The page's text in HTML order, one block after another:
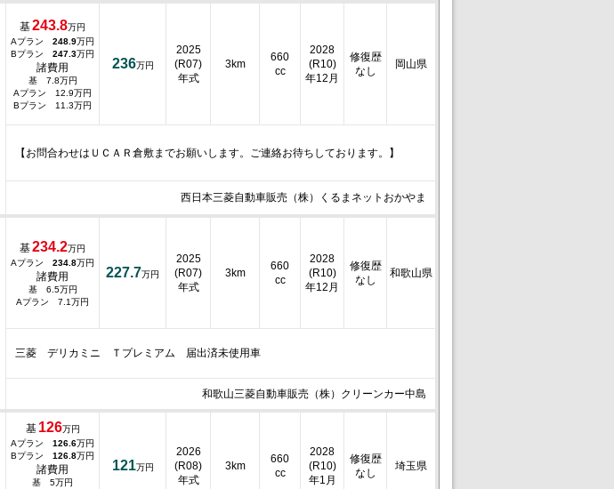
基243.8万円
Aプラン 248.9万円
Bプラン 247.3万円
諸費用
基 7.8万円
Aプラン 12.9万円
Bプラン 11.3万円
236万円
2025
(R07)
年式
3km
660
cc
2028
(R10)
年12月
修復歴
なし
岡山県
【お問合わせはＵＣＡＲ倉敷までお願いします。ご連絡お待ちしております。】
西日本三菱自動車販売（株）くるまネットおかやま
基234.2万円
Aプラン 234.8万円
諸費用
基 6.5万円
Aプラン 7.1万円
227.7万円
2025
(R07)
年式
3km
660
cc
2028
(R10)
年12月
修復歴
なし
和歌山県
三菱 デリカミニ Ｔプレミアム 届出済未使用車
和歌山三菱自動車販売（株）クリーンカー中島
基 126万円
Aプラン 126.6万円
Bプラン 126.8万円
諸費用
基 5万円
121万円
2026
(R08)
年式
3km
660
cc
2028
(R10)
年1月
修復歴
なし
埼玉県